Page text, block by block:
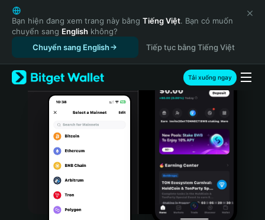
English
日本語
Tiếng Việt
Русский
Español (Latinoamérica)
Türkçe
Italiano
Português (Portugal)
Bahasa Indonesia
Bạn hiện đang xem trang này bằng Tiếng Việt. Bạn có muốn
chuyển sang English không?
Chuyển sang English
Tiếp tục bằng Tiếng Việt
Tải xuống ngay